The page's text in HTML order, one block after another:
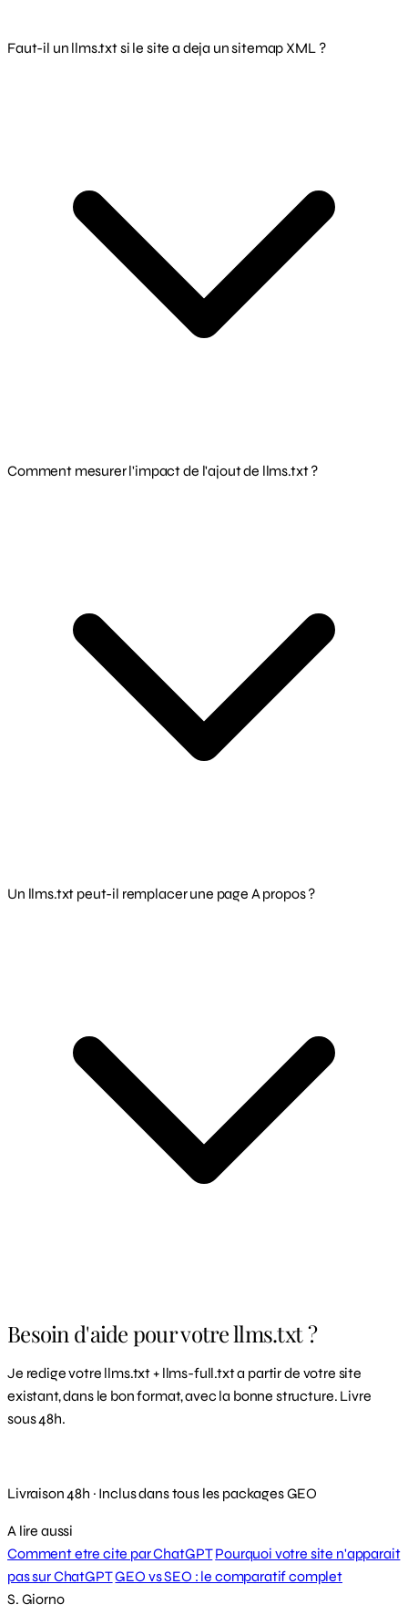
Faut-il un llms.txt si le site a deja un sitemap XML ?
Comment mesurer l'impact de l'ajout de llms.txt ?
Un llms.txt peut-il remplacer une page A propos ?
Besoin d'aide pour votre llms.txt ?
Je redige votre llms.txt + llms-full.txt a partir de votre site
existant, dans le bon format, avec la bonne structure. Livre
sous 48h.
Livraison 48h · Inclus dans tous les packages GEO
A lire aussi
Comment etre cite par ChatGPTPourquoi votre site n'apparait
pas sur ChatGPTGEO vs SEO : le comparatif complet
S. Giorno